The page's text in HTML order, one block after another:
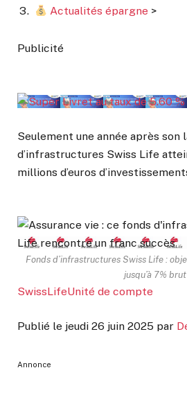
Actualités épargne >
Publicité
Seulement une année après son
d’infrastructures Swiss Life
millions d’euros
Fonds d’infrastructures Swiss Life :
jusqu’à 7% brut
SwissLifeUnité de compte
Publié le jeudi 26 juin 2025 par
Annonce